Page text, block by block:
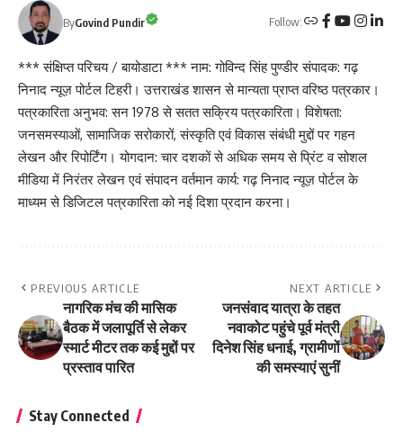
ByGovind Pundir Follow:
*** संक्षिप्त परिचय / बायोडाटा *** नाम: गोविन्द सिंह पुण्डीर संपादक: गढ़
निनाद न्यूज़ पोर्टल टिहरी। उत्तराखंड शासन से मान्यता प्राप्त वरिष्ठ पत्रकार।
पत्रकारिता अनुभव: सन 1978 से सतत सक्रिय पत्रकारिता। विशेषता:
जनसमस्याओं, सामाजिक सरोकारों, संस्कृति एवं विकास संबंधी मुद्दों पर गहन
लेखन और रिपोर्टिंग। योगदान: चार दशकों से अधिक समय से प्रिंट व सोशल
मीडिया में निरंतर लेखन एवं संपादन वर्तमान कार्य: गढ़ निनाद न्यूज़ पोर्टल के
माध्यम से डिजिटल पत्रकारिता को नई दिशा प्रदान करना।
PREVIOUS ARTICLE
नागरिक मंच की मासिक
बैठक में जलापूर्ति से लेकर
स्मार्ट मीटर तक कई मुद्दों पर
प्रस्ताव पारित
NEXT ARTICLE
जनसंवाद यात्रा के तहत
नवाकोट पहुंचे पूर्व मंत्री
दिनेश सिंह धनाई, ग्रामीणों
की समस्याएं सुनीं
Stay Connected